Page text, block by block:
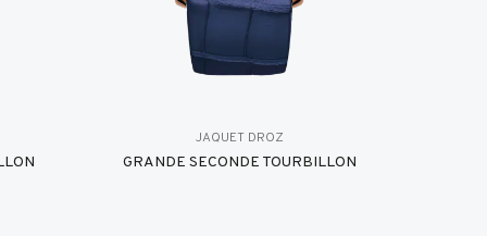
JAQUET DROZ
GRANDE SECONDE TOURBILLON